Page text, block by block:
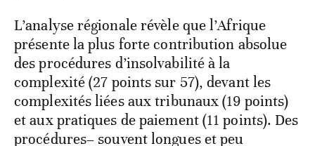
L’analyse régionale révèle que l’Afrique
présente la plus forte contribution absolue
des procédures d’insolvabilité à la
complexité(27 points sur 57), devant les
complexités liées aux tribunaux (19 points)
et aux pratiques de paiement (11 points). Des
procédures– souvent longues et peu